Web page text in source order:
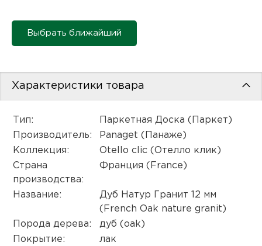
Выбрать ближайший
Характеристики товара
Тип:
Паркетная Доска (Паркет)
Производитель:
Panaget (Панаже)
Коллекция:
Otello clic (Отелло клик)
Страна
производства:
Франция (France)
Название:
Дуб Натур Гранит 12 мм
(French Oak nature granit)
Порода дерева:
дуб (oak)
Покрытие:
лак